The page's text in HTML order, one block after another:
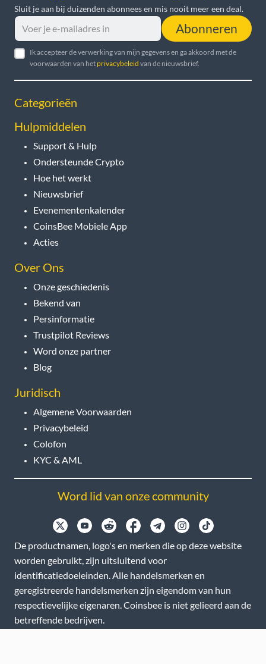
Sluit je aan bij duizenden abonnees en mis nooit meer een deal.
Abonneren
Ik accepteer de verwerking van mijn gegevens en ga akkoord met de
voorwaarden van hetprivacybeleid van de nieuwsbrief.
Categorieën
Hulpmiddelen
Support & Hulp
Ondersteunde Crypto
Hoe het werkt
Nieuwsbrief
Evenementenkalender
CoinsBee Mobiele App
Acties
Over Ons
Onze geschiedenis
Bekend van
Persinformatie
Trustpilot Reviews
Word onze partner
Blog
Juridisch
Algemene Voorwaarden
Privacybeleid
Colofon
KYC & AML
Word lid van onze community
De productnamen, logo's en merken die op deze website
worden gebruikt, zijn uitsluitend voor
identificatiedoeleinden. Alle handelsmerken en
geregistreerde handelsmerken zijn eigendom van hun
respectievelijke eigenaren. Coinsbee is niet gelieerd aan de
betreffende bedrijven.